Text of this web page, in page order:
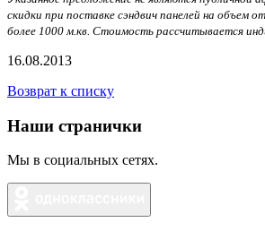
скидки при поставке сэндвич панелей на объем
более 1000 м.кв. Стоимость рассчитывается
16.08.2013
Возврат к списку
Наши странички
Мы в социальных сетях.